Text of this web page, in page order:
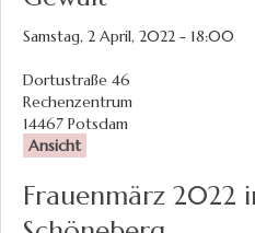
Samstag, 2 April, 2022 - 18:00
Dortustraße 46
Rechenzentrum
14467 Potsdam
Ansicht
Frauenmärz 2022